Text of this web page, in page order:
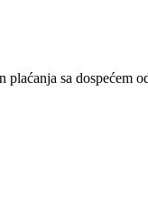
sa dospećem